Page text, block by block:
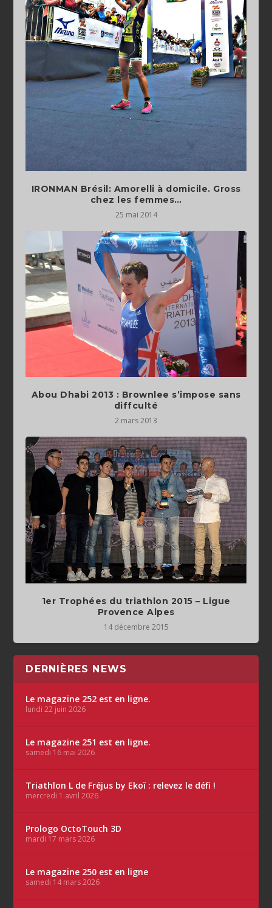
IRONMAN Brésil: Amorelli à domicile. Gross
chez les femmes…
25 mai 2014
Abou Dhabi 2013 : Brownlee s’impose sans
diffculté
2 mars 2013
1er Trophées du triathlon 2015 – Ligue
Provence Alpes
14 décembre 2015
DERNIÈRES NEWS
Le magazine 252 est en ligne.
lundi 22 juin 2026
Le magazine 251 est en ligne.
samedi 16 mai 2026
Triathlon L de Fréjus by Ekoï : relevez le défi !
mercredi 1 avril 2026
Prologo OctoTouch 3D
mardi 17 mars 2026
Le magazine 250 est en ligne
samedi 14 mars 2026